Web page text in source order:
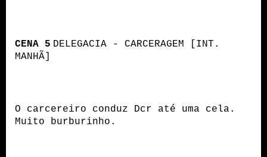
CENA 5 DELEGACIA - CARCERAGEM [INT.
MANHÃ]
O carcereiro conduz Dcr até uma cela.
Muito burburinho.